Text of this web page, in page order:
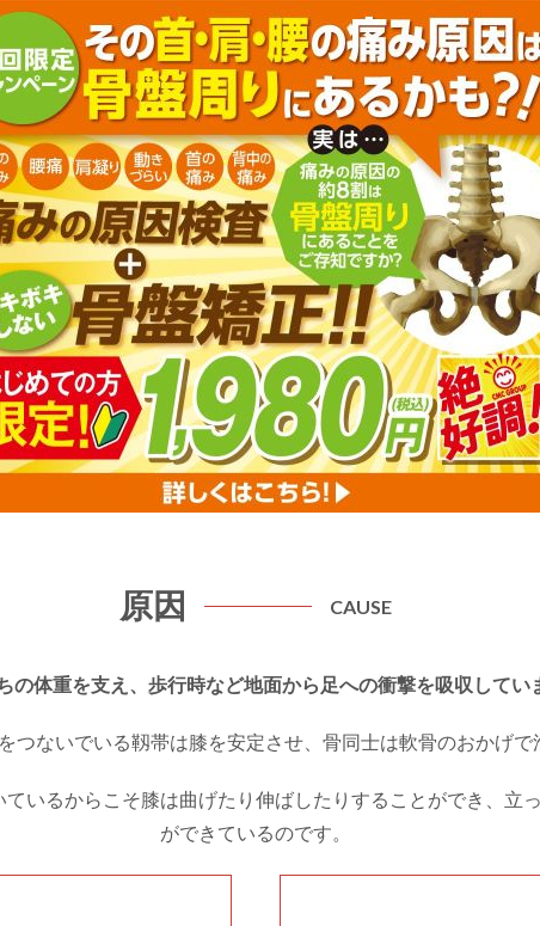
原因 CAUSE
の体重を支え、歩行時など地面から足への衝撃を吸収してい
つないでいる靱帯は膝を安定させ、骨同士は軟骨のおかげで
いるからこそ膝は曲げたり伸ばしたりすることができ、立
ができているのです。